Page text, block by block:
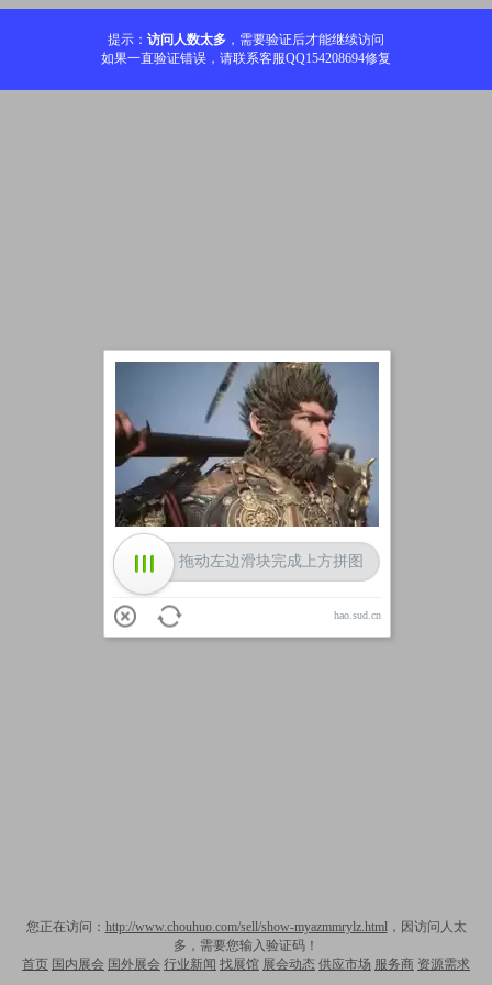
提示： 访问人数太多 ，需要验证后才能继续访问
如果一直验证错误，请联系客服QQ154208694修复
您正在访问： http://www.chouhuo.com/sell/show-myazmmrylz.html，因访问人太
多，需要您输入验证码！
首页 国内展会 国外展会 行业新闻 找展馆 展会动态 供应市场 服务商 资源需求
加载中
拖动左边滑块完成上方拼图
hao.sud.cn